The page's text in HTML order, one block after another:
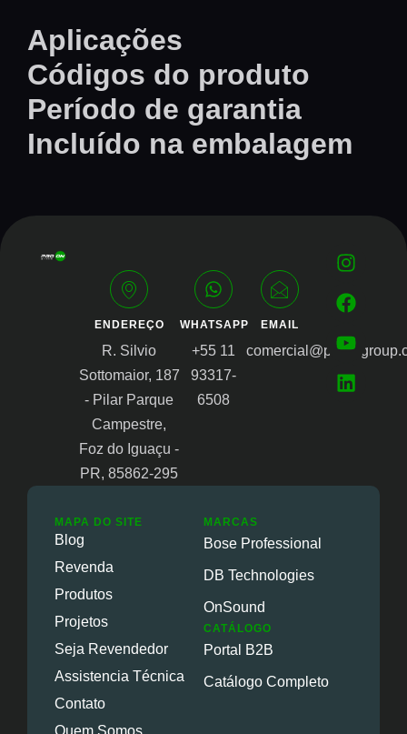
Aplicações
Códigos do produto
Período de garantia
Incluído na embalagem
ENDEREÇO
R. Silvio
Sottomaior, 187
- Pilar Parque
Campestre,
Foz do Iguaçu -
PR, 85862-295
WHATSAPP
+55 11
93317-
6508
EMAIL
MAPA DO SITE
Blog
Revenda
Produtos
Projetos
Seja Revendedor
Assistencia Técnica
Contato
Quem Somos
MARCAS
Bose Professional
DB Technologies
OnSound
CATÁLOGO
Portal B2B
Catálogo Completo